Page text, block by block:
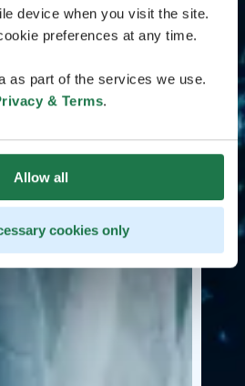
device when you visit the site.
preferences at any time.
as part of the services we use.
& Terms.
Allow all
cookies only